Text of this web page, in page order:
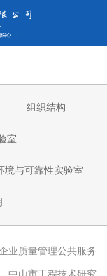
组织结构
室
境与可靠性实验室
业质量管理公共服务